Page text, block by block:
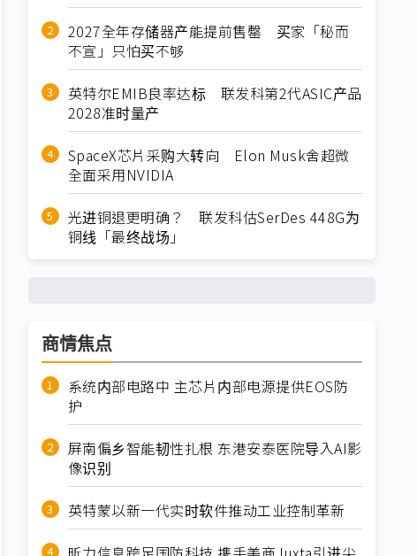
2027全年存储器产能提前售罄 买家「秘而
不宣」只怕买不够
英特尔EMIB良率达标 联发科第2代ASIC产品
2028准时量产
SpaceX芯片采购大转向 Elon Musk舍超微
全面采用NVIDIA
光进铜退更明确？ 联发科估SerDes 448G为
铜线「最终战场」
商情焦点
系统内部电路中 主芯片内部电源提供EOS防
护
屏南偏乡智能韧性扎根 东港安泰医院导入AI影
像识别
英特蒙以新一代实时软件推动工业控制革新